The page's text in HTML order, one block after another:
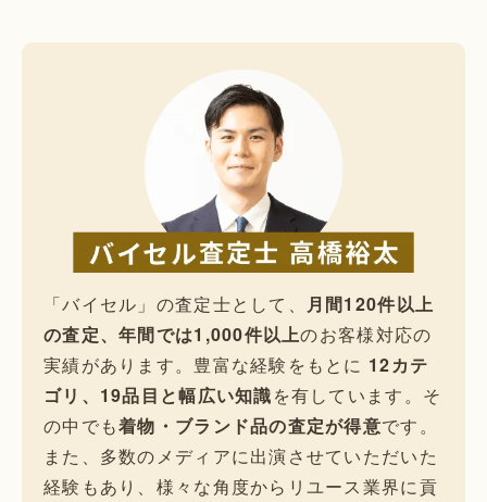
「バイセル」の査定士として、 月間120件以上
の査定、年間では1,000件以上のお客様対応の
実績があります。豊富な経験をもとに 12カテ
ゴリ、19品目と幅広い知識を有しています。そ
の中でも着物・ブランド品の査定が得意です。
また、多数のメディアに出演させていただいた
経験もあり、様々な角度からリユース業界に貢